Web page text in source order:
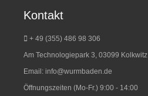
Kontakt
+ 49 (355) 486 98 306
Am Technologiepark 3, 03099 Kolkwitz
Email: info@wurmbaden.de
Öffnungszeiten (Mo-Fr.) 9:00 - 14:00